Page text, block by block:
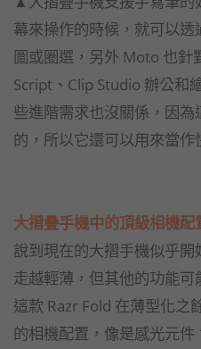
幕來操作的時候，就可以
圖或圈選，另外 Moto 也針
Script、Clip Studio 辦公和
些進階需求也沒關係，因
的，所以它還可以用來當作
大摺疊手機中的頂級相機配
說到現在的大摺手機似乎
走越輕薄，但其他的功能
這款 Razr Fold 在薄型化之
的相機配置，像是感光元件